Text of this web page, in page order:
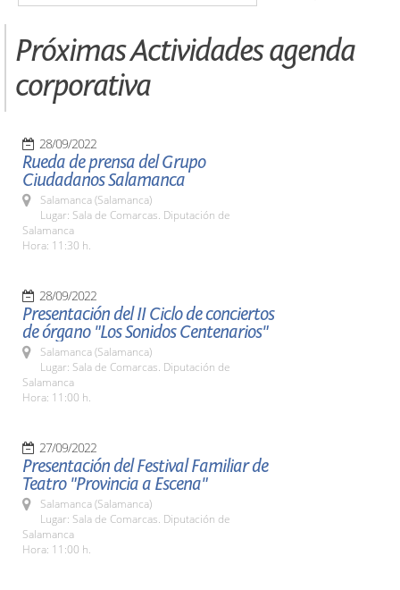
Próximas Actividades agenda
corporativa
28/09/2022
Rueda de prensa del Grupo
Ciudadanos Salamanca
Salamanca (Salamanca)
Lugar: Sala de Comarcas. Diputación de
Salamanca
Hora: 11:30 h.
28/09/2022
Presentación del II Ciclo de conciertos
de órgano "Los Sonidos Centenarios"
Salamanca (Salamanca)
Lugar: Sala de Comarcas. Diputación de
Salamanca
Hora: 11:00 h.
27/09/2022
Presentación del Festival Familiar de
Teatro "Provincia a Escena"
Salamanca (Salamanca)
Lugar: Sala de Comarcas. Diputación de
Salamanca
Hora: 11:00 h.